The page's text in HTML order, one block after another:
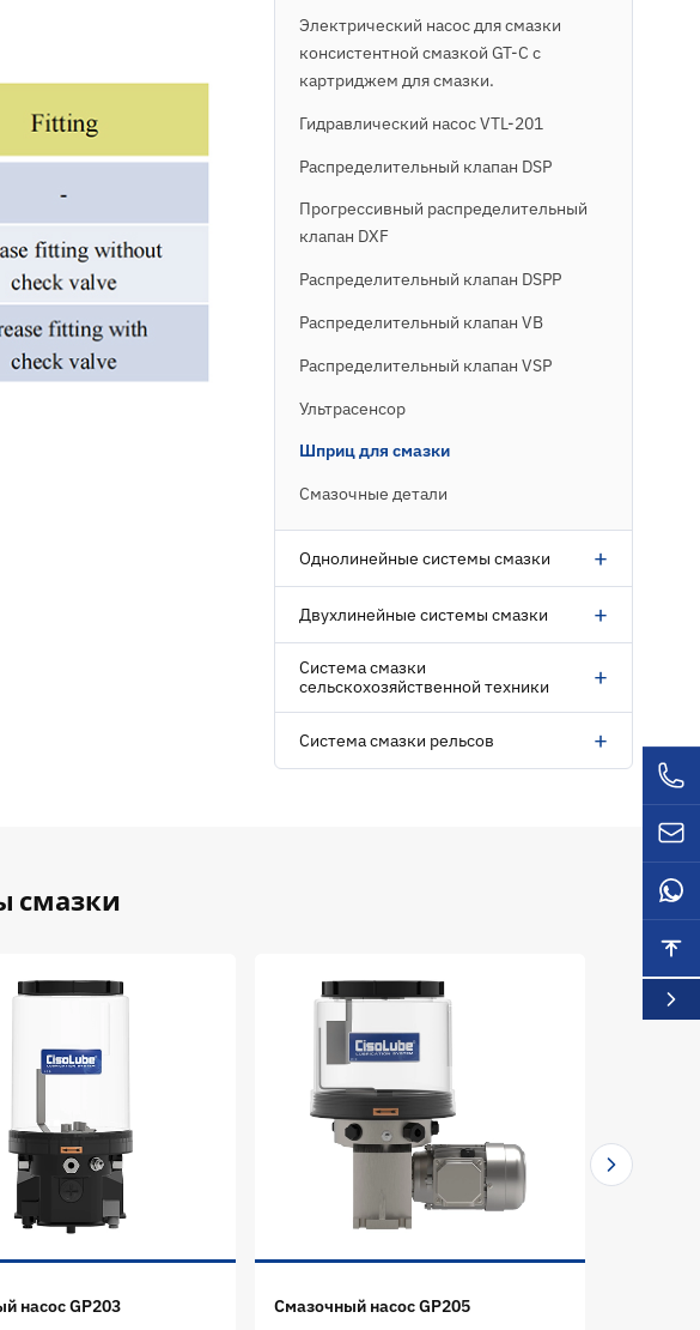
Электрический насос для смазки
консистентной смазкой GT-C с
картриджем для смазки.
Гидравлический насос VTL-201
Распределительный клапан DSP
Прогрессивный распределительный
клапан DXF
Распределительный клапан DSPP
Распределительный клапан VB
Распределительный клапан VSP
Ультрасенсор
Шприц для смазки
Смазочные детали
Однолинейные системы смазки +
Двухлинейные системы смазки +
Система смазки
сельскохозяйственной техники
+
Система смазки рельсов +
смазки
насос GP203 Смазочный насос GP205